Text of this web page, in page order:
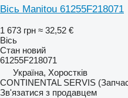
Вісь Manitou 61255F218071
1 673 грн ≈ 32,52 €
Вісь
Стан новий
61255F218071
Україна, Хоростків
CONTINENTAL SERVIS
Зв'язатися з продавцем